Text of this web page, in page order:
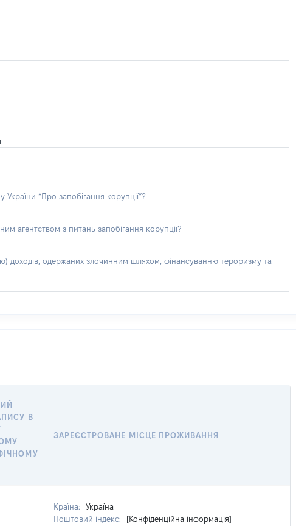
“Про запобігання корупції”?
агентством з питань запобігання корупції?
доходів, одержаних злочинним шляхом, фінансуванню тероризму та
В
ЗАРЕЄСТРОВАНЕ МІСЦЕ ПРОЖИВАННЯ
Країна:
Україна
Поштовий індекс:
[Конфіденційна інформація]